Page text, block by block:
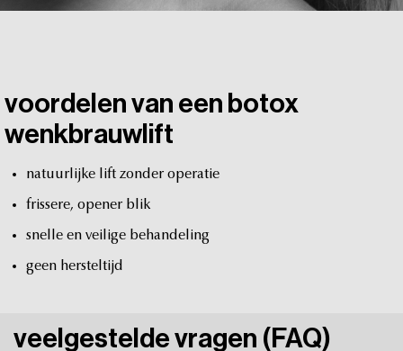
voordelen van een botox
wenkbrauwlift
natuurlijke lift zonder operatie
frissere, opener blik
snelle en veilige behandeling
geen hersteltijd
veelgestelde vragen (FAQ)